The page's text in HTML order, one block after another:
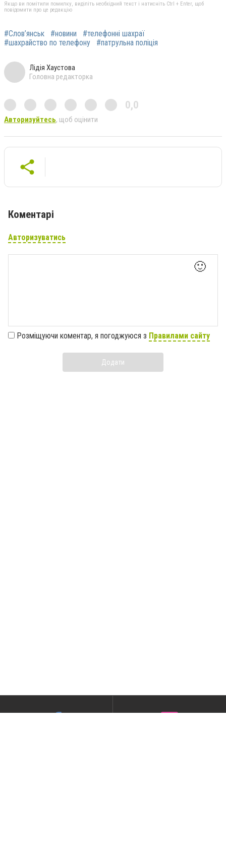
Якщо ви помітили помилку, виділіть необхідний текст і натисніть Ctrl + Enter, щоб
повідомити про це редакцію
#Слов’янськ #новини
#телефонні шахраї
#шахрайство по телефону
#патрульна поліція
Лідія Хаустова
Головна редакторка
0,0
Авторизуйтесь, щоб оцінити
Коментарі
Авторизуватись
🙂
Розміщуючи коментар, я погоджуюся з Правилами сайту
Додати